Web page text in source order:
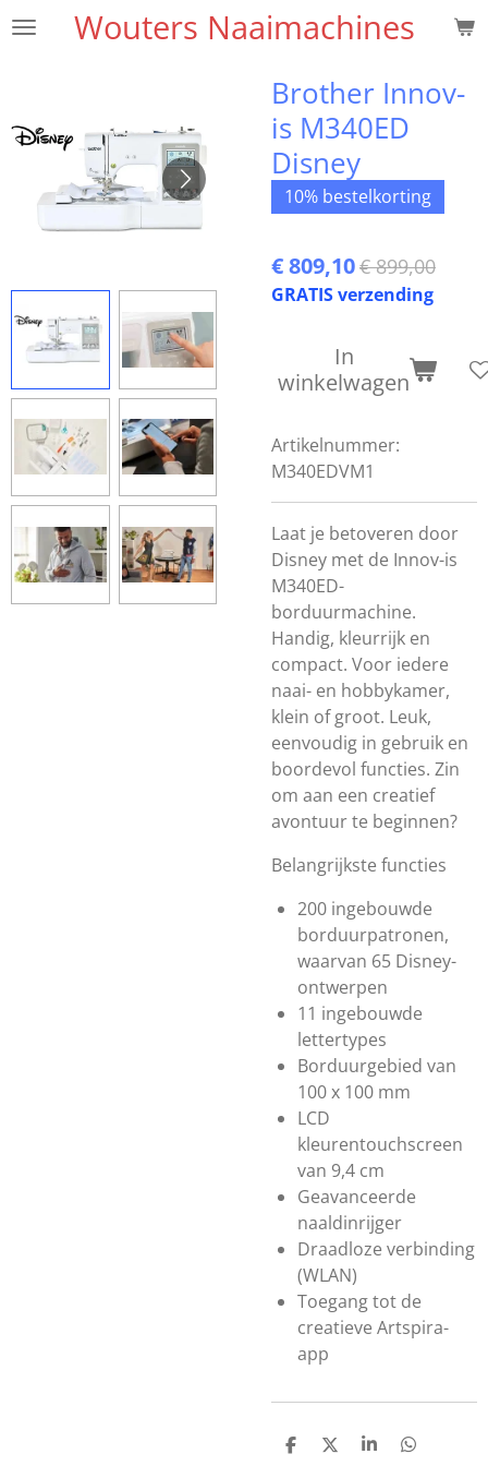
Ga
hoofdinhoud
Wouters Naaimachines
Brother Innov-
is M340ED
Disney
10% bestelkorting
€ 809,10€ 899,00
GRATIS verzending
In
winkelwagen
Artikelnummer:
M340EDVM1
Laat je betoveren door
Disney met de Innov-is
M340ED-
borduurmachine.
Handig, kleurrijk en
compact. Voor iedere
naai- en hobbykamer,
klein of groot. Leuk,
eenvoudig in gebruik en
boordevol functies. Zin
om aan een creatief
avontuur te beginnen?
Belangrijkste functies
200 ingebouwde
borduurpatronen,
waarvan 65 Disney-
ontwerpen
11 ingebouwde
lettertypes
Borduurgebied van
100 x 100 mm
LCD
kleurentouchscreen
van 9,4 cm
Geavanceerde
naaldinrijger
Draadloze verbinding
(WLAN)
Toegang tot de
creatieve Artspira-
app
D
D
S
D